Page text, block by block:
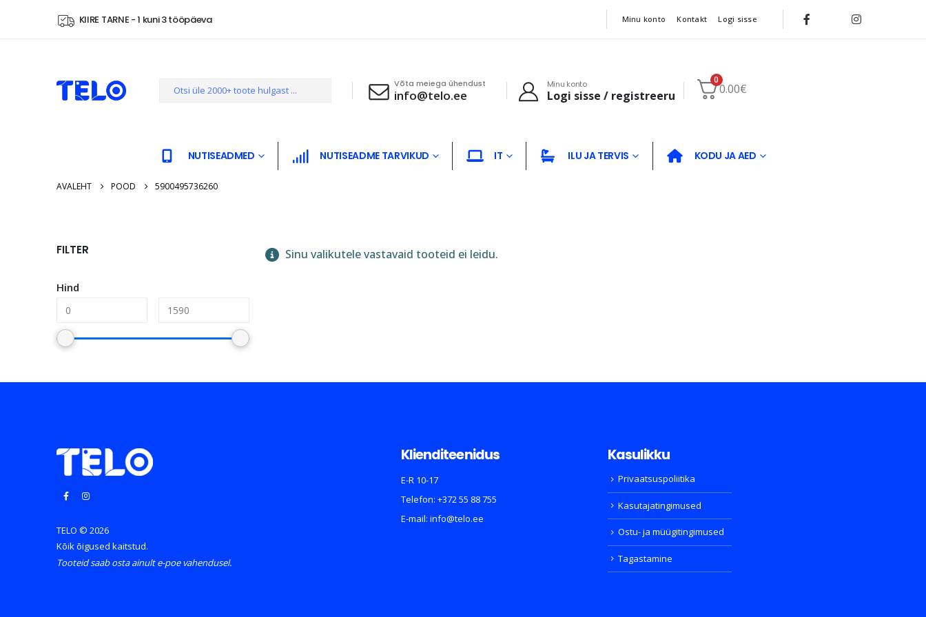
KIIRE TARNE - 1 kuni 3 tööpäeva Minu konto Kontakt Logi sisse
Võta meiega ühendust
info@telo.ee
Minu konto
Logi sisse / registreeru
0
0.00€
NUTISEADMED NUTISEADME TARVIKUD IT ILU JA TERVIS KODU JA AED
AVALEHT POOD 5900495736260
Sinu valikutele vastavaid tooteid ei leidu.
FILTER
Hind
TELO © 2026
Kõik õigused kaitstud.
Tooteid saab osta ainult e-poe vahendusel.
Klienditeenidus
E-R 10-17
Telefon: +372 55 88 755
E-mail: info@telo.ee
Kasulikku
Privaatsuspoliitika
Kasutajatingimused
Ostu- ja müügitingimused
Tagastamine